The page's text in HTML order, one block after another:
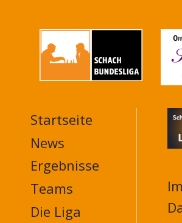
MAIN
NAVIGATION
FOOTER
Startseite
News
Ergebnisse
Teams
Die Liga